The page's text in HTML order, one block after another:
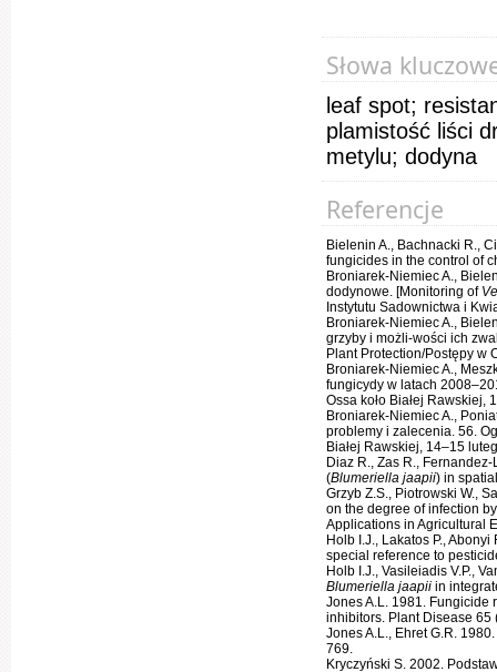
Słowa
leaf spot;
plamistość liści
metylu; dodyna
Referencje
Bielenin A., Bachnacki R.,
fungicides in the control of
Broniarek-Niemiec A.,
dodynowe. [Monitoring of
Instytutu Sadownictwa i
Broniarek-Niemiec A.,
grzyby i możli-wości ich
Plant Protection/Postępy w
Broniarek-Niemiec A.,
fungicydy w latach
Ossa koło Białej Rawskiej,
Broniarek-Niemiec A.,
problemy i zalecenia. 56.
Białej Rawskiej, 14–15
Diaz R., Zas R.,
(Blumeriella jaapii) in
Grzyb Z.S., Piotrowski W.,
on the degree of infection
Applications in Agricultural
Holb I.J., Lakatos P.,
special reference to
Holb I.J., Vasileiadis V.P.,
Blumeriella jaapii in
Jones A.L. 1981. Fungicide
inhibitors. Plant Disease 65
Jones A.L., Ehret G.R.
769.
Kryczyński S. 2002.